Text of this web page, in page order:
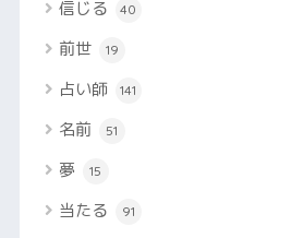
信じる 40
前世 19
占い師 141
名前 51
夢 15
当たる 91